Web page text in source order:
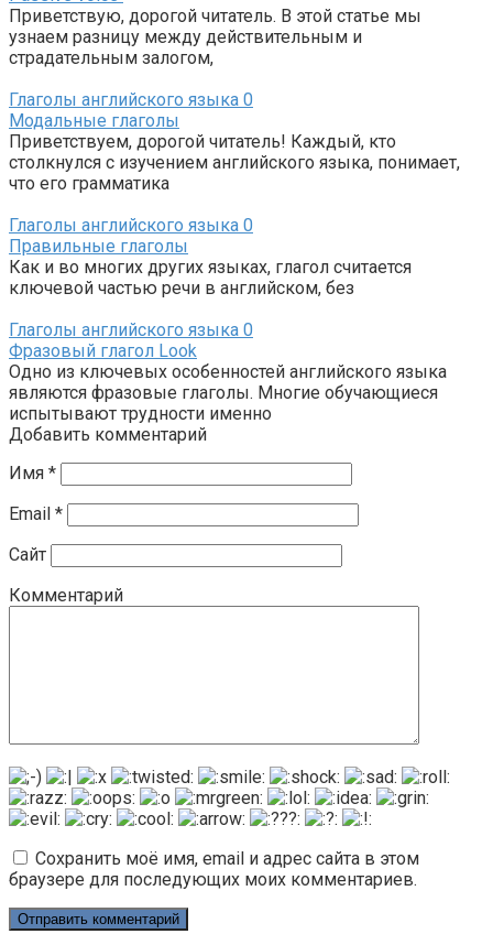
Приветствую, дорогой читатель. В этой статье мы
узнаем разницу между действительным и
страдательным залогом,
Глаголы английского языка 0
Модальные глаголы
Приветствуем, дорогой читатель! Каждый, кто
столкнулся с изучением английского языка, понимает,
что его грамматика
Глаголы английского языка 0
Правильные глаголы
Как и во многих других языках, глагол считается
ключевой частью речи в английском, без
Глаголы английского языка 0
Фразовый глагол Look
Одно из ключевых особенностей английского языка
являются фразовые глаголы. Многие обучающиеся
испытывают трудности именно
Добавить комментарий
Имя *
Email *
Сайт
Комментарий
Сохранить моё имя, email и адрес сайта в этом
браузере для последующих моих комментариев.